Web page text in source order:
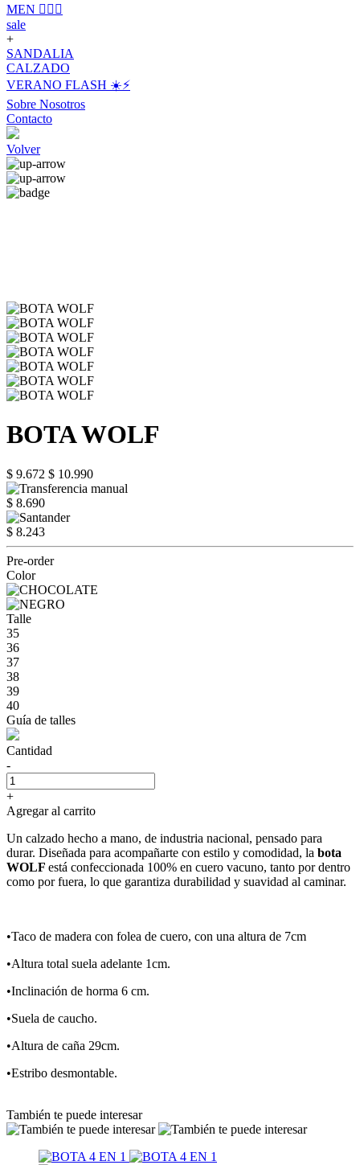
MEN 🙋🏽‍♂️
sale
+
SANDALIA
CALZADO
VERANO FLASH ☀️⚡️
Sobre Nosotros
Contacto
Volver
BOTA WOLF
$ 9.672 $ 10.990
$ 8.690
$ 8.243
Pre-order
Color
Talle
35
36
37
38
39
40
Guía de talles
Cantidad
-
+
Agregar al carrito
Un calzado hecho a mano, de industria nacional, pensado para
durar. Diseñada para acompañarte con estilo y comodidad, la bota
WOLF está confeccionada 100% en cuero vacuno, tanto por dentro
como por fuera, lo que garantiza durabilidad y suavidad al caminar.
•Taco de madera con folea de cuero, con una altura de 7cm
•Altura total suela adelante 1cm.
•Inclinación de horma 6 cm.
•Suela de caucho.
•Altura de caña 29cm.
•Estribo desmontable.
También te puede interesar